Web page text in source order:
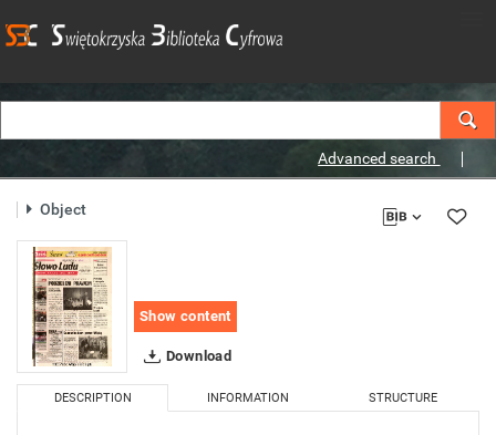
Advanced search
Object
Show content
Download
DESCRIPTION INFORMATION STRUCTURE